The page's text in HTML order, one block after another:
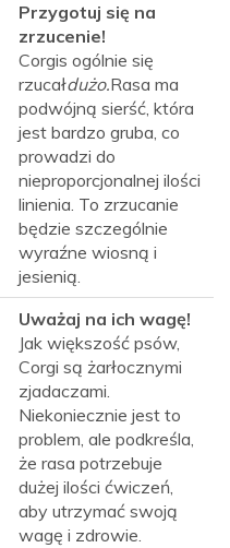
Przygotuj się na
zrzucenie!
Corgis ogólnie się
rzucałdużo.Rasa ma
podwójną sierść, która
jest bardzo gruba, co
prowadzi do
nieproporcjonalnej ilości
linienia. To zrzucanie
będzie szczególnie
wyraźne wiosną i
jesienią.
Uważaj na ich wagę!
Jak większość psów,
Corgi są żarłocznymi
zjadaczami.
Niekoniecznie jest to
problem, ale podkreśla,
że ​​rasa potrzebuje
dużej ilości ćwiczeń,
aby utrzymać swoją
wagę i zdrowie.